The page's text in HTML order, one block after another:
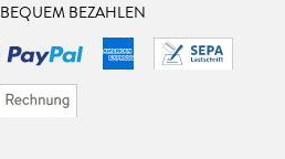
BEZAHLEN